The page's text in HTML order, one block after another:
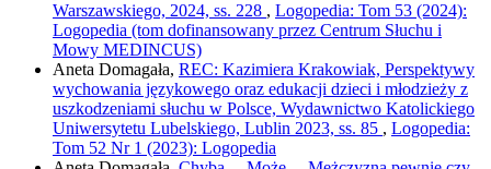
Warszawskiego, 2024, ss. 228 , Logopedia: Tom 53 (2024):
Logopedia (tom dofinansowany przez Centrum Słuchu i
Mowy MEDINCUS)
Aneta Domagała, REC: Kazimiera Krakowiak, Perspektywy
wychowania językowego oraz edukacji dzieci i młodzieży z
uszkodzeniami słuchu w Polsce, Wydawnictwo Katolickiego
Uniwersytetu Lubelskiego, Lublin 2023, ss. 85 , Logopedia:
Tom 52 Nr 1 (2023): Logopedia